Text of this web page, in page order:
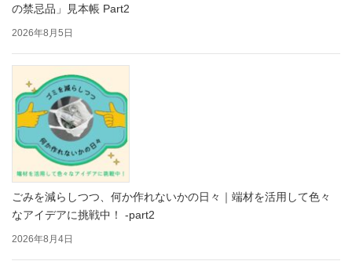
の禁忌品」見本帳 Part2
2026年8月5日
ごみを減らしつつ、何か作れないかの日々｜端材を活用して色々
なアイデアに挑戦中！ -part2
2026年8月4日